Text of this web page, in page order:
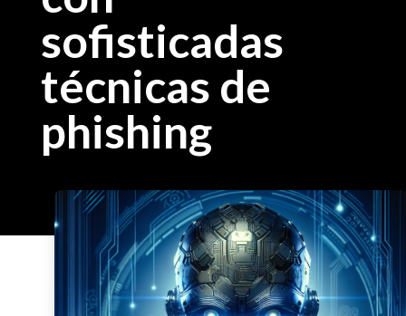
sofisticadas
técnicas de
phishing